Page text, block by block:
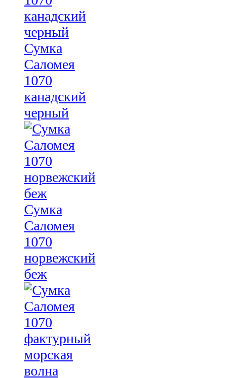
Сумка
Саломея
1070
канадский
черный
Сумка
Саломея
1070
норвежский
беж